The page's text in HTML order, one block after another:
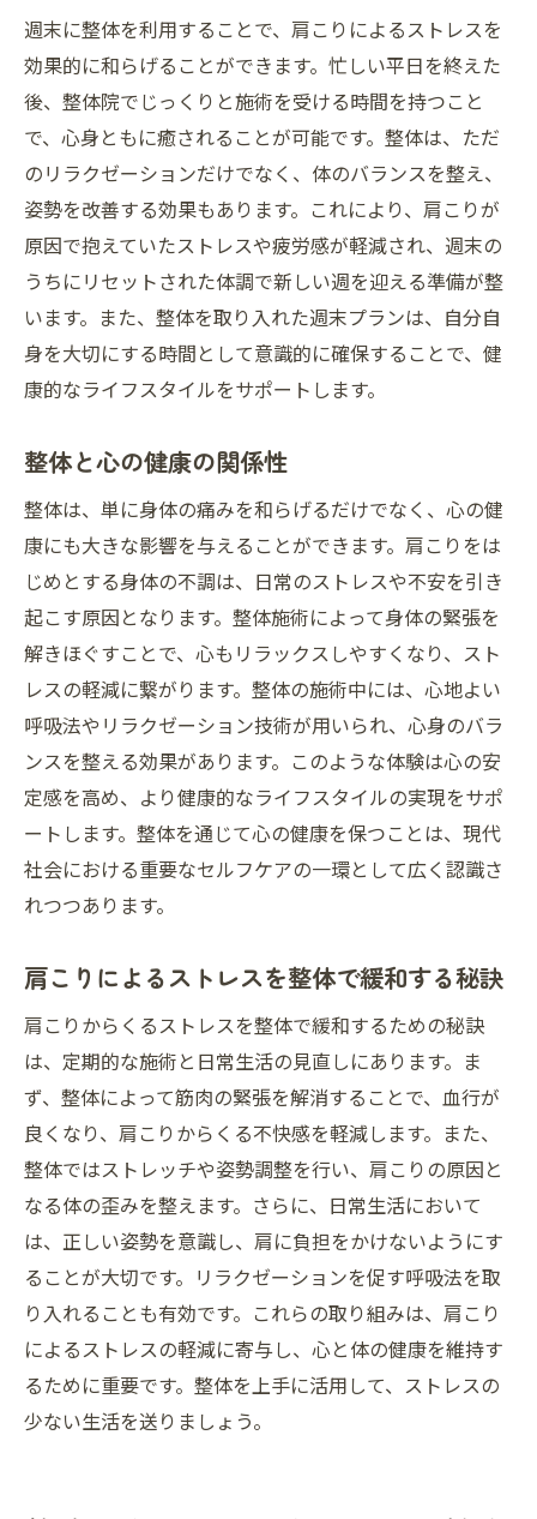
週末に整体を利用することで、肩こりによるストレスを
効果的に和らげることができます。忙しい平日を終えた
後、整体院でじっくりと施術を受ける時間を持つこと
で、心身ともに癒されることが可能です。整体は、ただ
のリラクゼーションだけでなく、体のバランスを整え、
姿勢を改善する効果もあります。これにより、肩こりが
原因で抱えていたストレスや疲労感が軽減され、週末の
うちにリセットされた体調で新しい週を迎える準備が整
います。また、整体を取り入れた週末プランは、自分自
身を大切にする時間として意識的に確保することで、健
康的なライフスタイルをサポートします。
整体と心の健康の関係性
整体は、単に身体の痛みを和らげるだけでなく、心の健
康にも大きな影響を与えることができます。肩こりをは
じめとする身体の不調は、日常のストレスや不安を引き
起こす原因となります。整体施術によって身体の緊張を
解きほぐすことで、心もリラックスしやすくなり、スト
レスの軽減に繋がります。整体の施術中には、心地よい
呼吸法やリラクゼーション技術が用いられ、心身のバラ
ンスを整える効果があります。このような体験は心の安
定感を高め、より健康的なライフスタイルの実現をサポ
ートします。整体を通じて心の健康を保つことは、現代
社会における重要なセルフケアの一環として広く認識さ
れつつあります。
肩こりによるストレスを整体で緩和する秘訣
肩こりからくるストレスを整体で緩和するための秘訣
は、定期的な施術と日常生活の見直しにあります。ま
ず、整体によって筋肉の緊張を解消することで、血行が
良くなり、肩こりからくる不快感を軽減します。また、
整体ではストレッチや姿勢調整を行い、肩こりの原因と
なる体の歪みを整えます。さらに、日常生活において
は、正しい姿勢を意識し、肩に負担をかけないようにす
ることが大切です。リラクゼーションを促す呼吸法を取
り入れることも有効です。これらの取り組みは、肩こり
によるストレスの軽減に寄与し、心と体の健康を維持す
るために重要です。整体を上手に活用して、ストレスの
少ない生活を送りましょう。